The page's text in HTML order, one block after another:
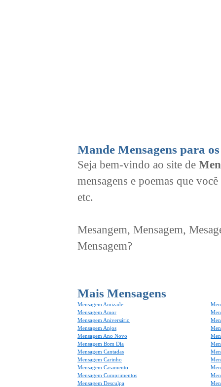
Mande Mensagens para
Seja bem-vindo ao site de
mensagens e poemas que
etc.
Mesangem, Mensagem,
Mensagem?
Mais Mensagens
Mensagem Amizade
Mensagem Amor
Mensagem Aniversário
Mensagem Anjos
Mensagem Ano Novo
Mensagem Bom Dia
Mensagem Cantadas
Mensagem Carinho
Mensagem Casamento
Mensagem Cumprimentos
Mensagem Desculpa